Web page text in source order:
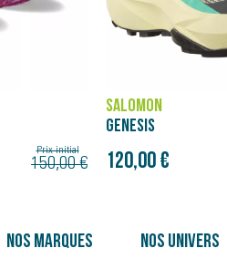
Prix initial
150,00 €
BROOKS
GLYCERIN 23
180,00 €
Nos marques Nos univers